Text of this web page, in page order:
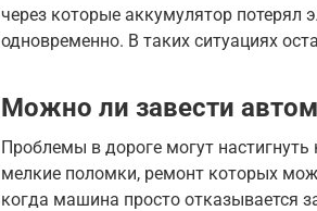
через которые аккумулятор потерял
одновременно. В таких ситуациях
Можно ли завести
Проблемы в дороге могут
мелкие поломки, ремонт которых
когда машина просто отказывается